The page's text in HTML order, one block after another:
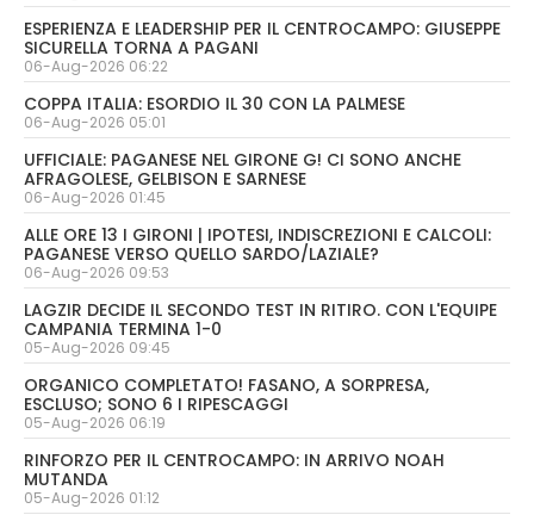
ESPERIENZA E LEADERSHIP PER IL CENTROCAMPO: GIUSEPPE
SICURELLA TORNA A PAGANI
06-Aug-2026 06:22
COPPA ITALIA: ESORDIO IL 30 CON LA PALMESE
06-Aug-2026 05:01
UFFICIALE: PAGANESE NEL GIRONE G! CI SONO ANCHE
AFRAGOLESE, GELBISON E SARNESE
06-Aug-2026 01:45
ALLE ORE 13 I GIRONI | IPOTESI, INDISCREZIONI E CALCOLI:
PAGANESE VERSO QUELLO SARDO/LAZIALE?
06-Aug-2026 09:53
LAGZIR DECIDE IL SECONDO TEST IN RITIRO. CON L'EQUIPE
CAMPANIA TERMINA 1-0
05-Aug-2026 09:45
ORGANICO COMPLETATO! FASANO, A SORPRESA,
ESCLUSO; SONO 6 I RIPESCAGGI
05-Aug-2026 06:19
RINFORZO PER IL CENTROCAMPO: IN ARRIVO NOAH
MUTANDA
05-Aug-2026 01:12